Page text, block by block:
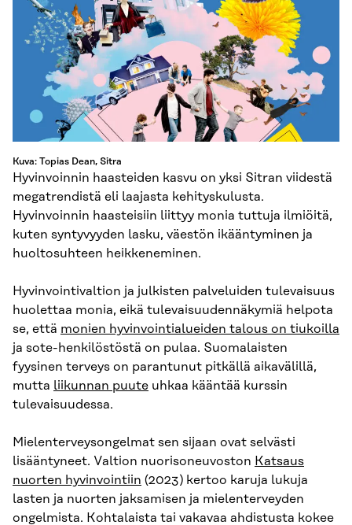
Kuva: Topias Dean, Sitra
Hyvinvoinnin haasteiden kasvu on yksi Sitran viidestä
megatrendistä eli laajasta kehityskulusta.
Hyvinvoinnin haasteisiin liittyy monia tuttuja ilmiöitä,
kuten syntyvyyden lasku, väestön ikääntyminen ja
huoltosuhteen heikkeneminen.
Hyvinvointivaltion ja julkisten palveluiden tulevaisuus
huolettaa monia, eikä tulevaisuudennäkymiä helpota
se, että monien hyvinvointialueiden talous on tiukoilla
ja sote-henkilöstöstä on pulaa. Suomalaisten
fyysinen terveys on parantunut pitkällä aikavälillä,
mutta liikunnan puute uhkaa kääntää kurssin
tulevaisuudessa.
Mielenterveysongelmat sen sijaan ovat selvästi
lisääntyneet. Valtion nuorisoneuvoston Katsaus
nuorten hyvinvointiin (2023) kertoo karuja lukuja
lasten ja nuorten jaksamisen ja mielenterveyden
ongelmista. Kohtalaista tai vakavaa ahdistusta kokee